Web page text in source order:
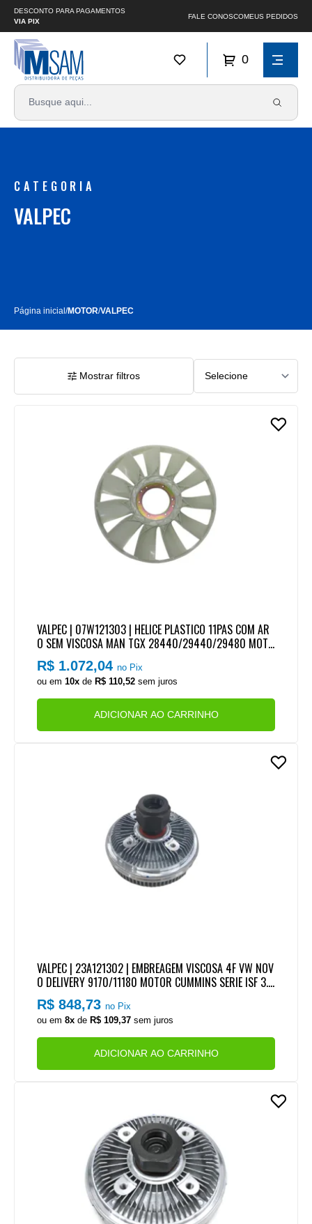
DESCONTO PARA PAGAMENTOS
VIA PIX
FALE CONOSCOMEUS PEDIDOS
0
CATEGORIA
VALPEC
Página inicial/MOTOR/VALPEC
Mostrar filtros
VALPEC | 07W121303 | HELICE PLASTICO 11PAS COM AR
O SEM VISCOSA MAN TGX 28440/29440/29480 MOTO
R D26 EURO 5
R$ 1.072,04no Pix
ou em10x de R$ 110,52 sem juros
ADICIONAR AO CARRINHO
VALPEC | 23A121302 | EMBREAGEM VISCOSA 4F VW NOV
O DELIVERY 9170/11180 MOTOR CUMMINS SERIE ISF 3.8
EURO 5
R$ 848,73no Pix
ou em8x deR$ 109,37 sem juros
ADICIONAR AO CARRINHO